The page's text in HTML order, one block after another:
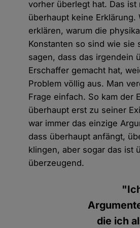
vorher überlegt hat. Das ist
überhaupt keine Erklärung.
erklären, warum die
Konstanten so sind wie sie
sagen, dass das irgendein
Erschaffer gemacht hat,
Problem völlig aus. Man
Frage einfach. So kam der
überhaupt erst zu seiner
war immer das einzige
dass überhaupt anfängt,
klingen, aber sogar das ist
überzeugend.
die ich